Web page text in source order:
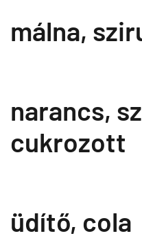
málna,
narancs,
cukrozott
üdítő, cola